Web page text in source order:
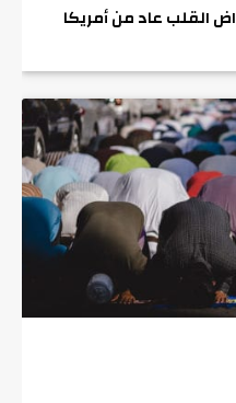
القلب عاد من أمريكا